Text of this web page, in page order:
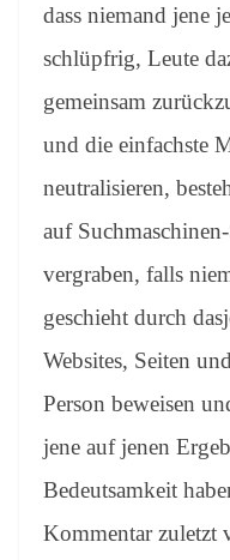
dass niemand jene
schlüpfrig, Leute
gemeinsam
und die einfachste
neutralisieren,
auf
vergraben, falls
geschieht durch
Websites, Seiten
Person beweisen
jene auf jenen
Bedeutsamkeit
Kommentar zuletzt